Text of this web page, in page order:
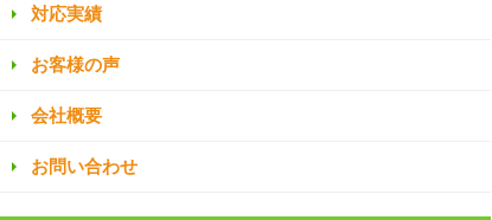
対応実績
お客様の声
会社概要
お問い合わせ